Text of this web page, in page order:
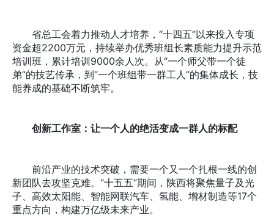
省总工会着力推动人才培养，“十四五”以来投入专项
资金超2200万元，持续举办优秀班组长素质能力提升示范
培训班，累计培训9000余人次。从“一个师父带一个徒
弟”的技艺传承，到“一个班组带一群工人”的集体成长，技
能养成的基础不断筑牢。
创新工作室：让一个人的绝活变成一群人的标配
前沿产业的技术突破，需要一个又一个扎根一线的创
新团队去攻坚克难。“十五五”期间，陕西将聚焦量子及光
子、高效太阳能、智能网联汽车、氢能、增材制造等17个
重点方向，构建万亿级未来产业。